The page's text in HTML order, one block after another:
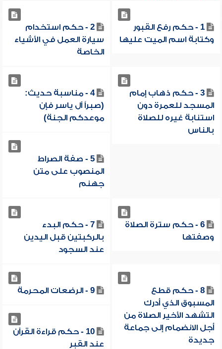
1 - حكم رفع القبور
وكتابة اسم الميت عليها
2 - حكم استخدام
سيارة العمل في الأشياء
الخاصة
3 - حكم ذهاب إمام
المسجد للعمرة دون
استنابة غيره للصلاة
بالناس
4 - مناسبة حديث:
(صبراً آل ياسر فإن
موعدكم الجنة)
5 - صفة الصراط
المنصوب على متن
جهنم
6 - حكم سترة الصلاة
وصفتها
7 - حكم البدء
بالركبتين قبل اليدين
عند السجود
8 - حكم قطع
المسبوق الذي أدرك
التشهد الأخير الصلاة من
أجل الانضمام إلى جماعة
جديدة
9 - الرضعات المحرمة
10 - حكم قراءة القرآن
عند القبر